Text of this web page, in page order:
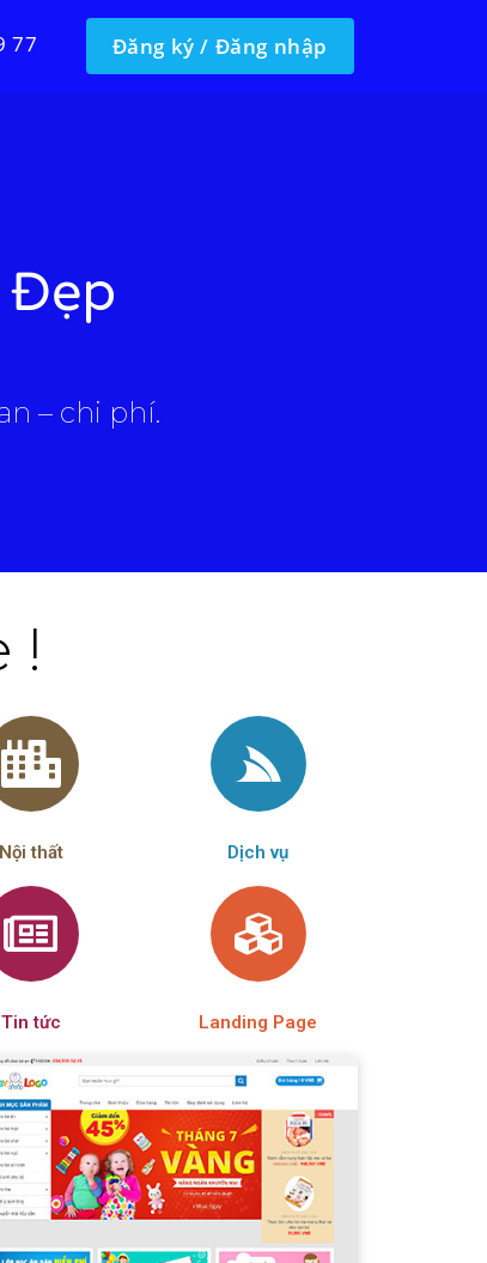
77 Đăng ký / Đăng nhập
Đẹp
– chi phí.
!
Nội thất Dịch vụ
Tin tức Landing Page